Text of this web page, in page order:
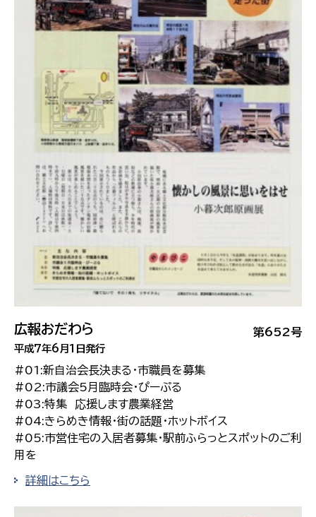
第652号
広報おだわら
平成7年6月1日発行
#01:新自治会長決まる・市職員を募集
#02:市議会5月臨時会・ぴーぷる
#03:特集 応援します農業経営
#04:きらめき情報・街の話題・ホットボイス
#05:市営住宅の入居者募集・駅前ふらっとスポットのご利
用を
詳細はこちら